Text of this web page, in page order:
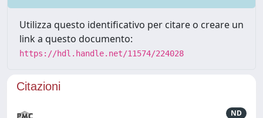
Utilizza questo identificativo per citare o creare un
link a questo documento:
https://hdl.handle.net/11574/224028
Citazioni
ND